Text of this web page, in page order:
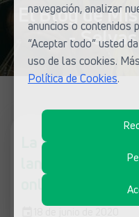
navegación, analizar
anuncios o contenidos
“Aceptar todo” usted
uso de las cookies.
Política de Cookies.
El Blog de
-
La Escuela de
lanza su
online